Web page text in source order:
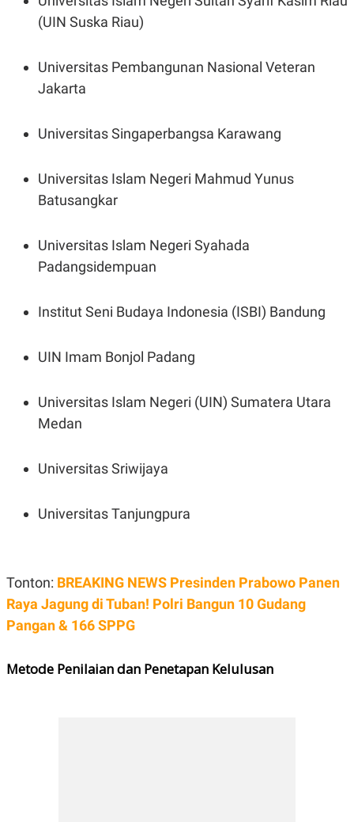
(UIN Suska Riau)
Universitas Pembangunan Nasional Veteran
Jakarta
Universitas Singaperbangsa Karawang
Universitas Islam Negeri Mahmud Yunus
Batusangkar
Universitas Islam Negeri Syahada
Padangsidempuan
Institut Seni Budaya Indonesia (ISBI) Bandung
UIN Imam Bonjol Padang
Universitas Islam Negeri (UIN) Sumatera Utara
Medan
Universitas Sriwijaya
Universitas Tanjungpura
Tonton: BREAKING NEWS Presinden Prabowo Panen
Raya Jagung di Tuban! Polri Bangun 10 Gudang
Pangan & 166 SPPG
Metode Penilaian dan Penetapan Kelulusan